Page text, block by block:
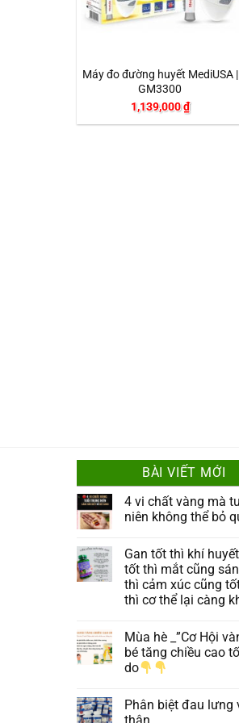
Máy đo đường huyết MediUSA |
GM3300
1,139,000₫
BÀI VIẾT MỚI
4 vi chất vàng mà
niên không thể bỏ
Gan tốt thì khí
tốt thì mắt cũng
thì cảm xúc cũng
thì cơ thể lại càng
Mùa hè _”Cơ Hội
bé tăng chiều cao
do
Phân biệt đau lưng